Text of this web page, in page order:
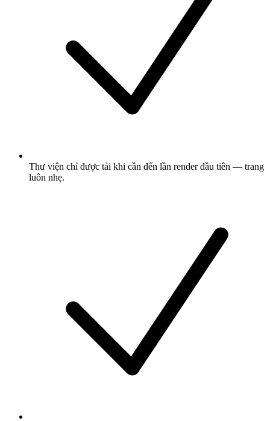
Thư viện chỉ được tải khi cần đến lần render đầu tiên — trang
luôn nhẹ.